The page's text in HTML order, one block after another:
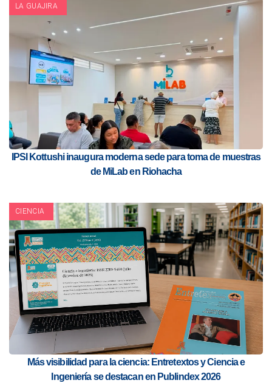
LA GUAJIRA
IPSI Kottushi inaugura moderna sede para toma de muestras
de MiLab en Riohacha
CIENCIA
Más visibilidad para la ciencia: Entretextos y Ciencia e
Ingeniería se destacan en Publindex 2026